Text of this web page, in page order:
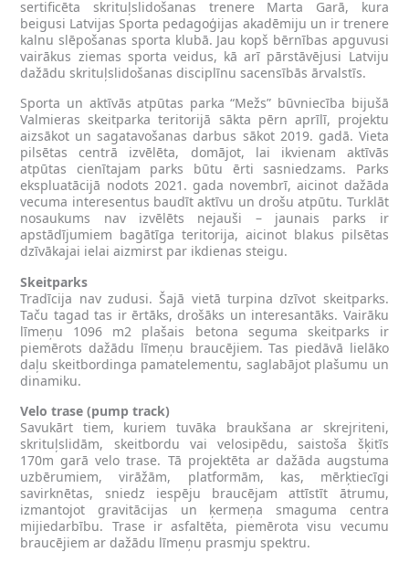
sertificēta skrituļslidošanas trenere Marta Garā, kura
beigusi Latvijas Sporta pedagoģijas akadēmiju un ir trenere
kalnu slēpošanas sporta klubā. Jau kopš bērnības apguvusi
vairākus ziemas sporta veidus, kā arī pārstāvējusi Latviju
dažādu skrituļslidošanas disciplīnu sacensībās ārvalstīs.
Sporta un aktīvās atpūtas parka “Mežs” būvniecība bijušā
Valmieras skeitparka teritorijā sākta pērn aprīlī, projektu
aizsākot un sagatavošanas darbus sākot 2019. gadā. Vieta
pilsētas centrā izvēlēta, domājot, lai ikvienam aktīvās
atpūtas cienītajam parks būtu ērti sasniedzams. Parks
ekspluatācijā nodots 2021. gada novembrī, aicinot dažāda
vecuma interesentus baudīt aktīvu un drošu atpūtu. Turklāt
nosaukums nav izvēlēts nejauši – jaunais parks ir
apstādījumiem bagātīga teritorija, aicinot blakus pilsētas
dzīvākajai ielai aizmirst par ikdienas steigu.
Skeitparks
Tradīcija nav zudusi. Šajā vietā turpina dzīvot skeitparks.
Taču tagad tas ir ērtāks, drošāks un interesantāks. Vairāku
līmeņu 1096 m2 plašais betona seguma skeitparks ir
piemērots dažādu līmeņu braucējiem. Tas piedāvā lielāko
daļu skeitbordinga pamatelementu, saglabājot plašumu un
dinamiku.
Velo trase (pump track)
Savukārt tiem, kuriem tuvāka braukšana ar skrejriteni,
skrituļslidām, skeitbordu vai velosipēdu, saistoša šķitīs
170m garā velo trase. Tā projektēta ar dažāda augstuma
uzbērumiem, virāžām, platformām, kas, mērķtiecīgi
savirknētas, sniedz iespēju braucējam attīstīt ātrumu,
izmantojot gravitācijas un ķermeņa smaguma centra
mijiedarbību. Trase ir asfaltēta, piemērota visu vecumu
braucējiem ar dažādu līmeņu prasmju spektru.